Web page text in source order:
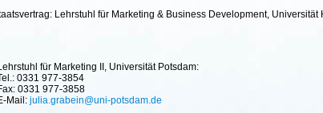
Lehrstuhl für Marketing & Business Development,
für Marketing II, Universität Potsdam:
0331 977-3854
0331 977-3858
Mail: julia.grabein@uni-potsdam.de